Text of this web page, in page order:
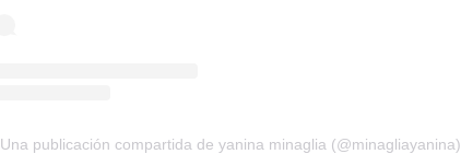
Una publicación compartida de yanina minaglia (@minagliayanina)